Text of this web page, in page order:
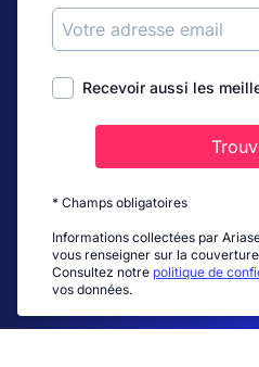
Recevoir aussi les
* Champs obligatoires
Informations collectées par
vous renseigner sur la
Consultez notre politique de
vos données.